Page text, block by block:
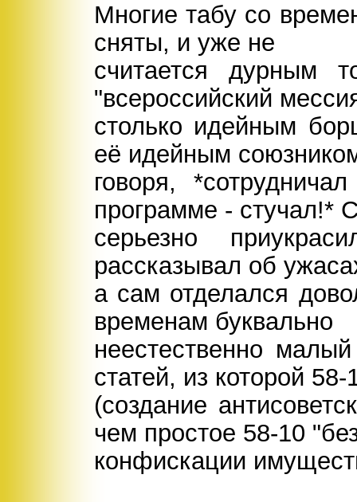
Многие табу со
сняты, и уже не
считается дурным
"всероссийский
столько идейным
её идейным
говоря,
программе - стучал!*
серьезно
рассказывал об
а сам отделался
временам буквально
неестественно
статей, из которой 58-
(создание
чем простое 58-10
конфискации